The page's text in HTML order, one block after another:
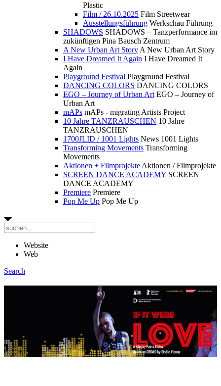
Plastic
Film / 26.10.2025 Film Streetwear
Ausstellungsführung Werkschau Führung
SHADOWS SHADOWS – Tanzperformance im
zukünftigen Pina Bausch Zentrum
A New Urban Art Story A New Urban Art Story
I Have Dreamed It Again I Have Dreamed It
Again
Playground Festival Playground Festival
DANCING COLORS DANCING COLORS
EGO – Journey of Urban Art EGO – Journey of
Urban Art
mAPs mAPs - migrating Artists Project
10 Jahre TANZRAUSCHEN 10 Jahre
TANZRAUSCHEN
1700JLID / 1001 Lights News 1001 Lights
Transforming Movements Transforming
Movements
Aktionen + Filmprojekte Aktionen / Filmprojekte
SCREEN DANCE ACADEMY SCREEN
DANCE ACADEMY
Premiere Premiere
Pop Me Up Pop Me Up
Website
Web
Search